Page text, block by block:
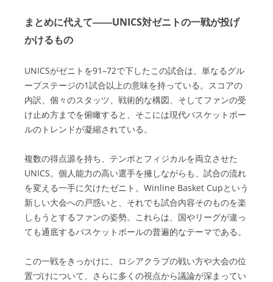
まとめに代えて――UNICS対ゼニトの一戦が投げ
かけるもの
UNICSがゼニトを91–72で下したこの試合は、単なるグル
ープステージの1試合以上の意味を持っている。スコアの
内訳、個々のスタッツ、戦術的な構図、そしてファンの受
け止め方までを俯瞰すると、そこには現代バスケットボー
ルのトレンドが凝縮されている。
複数の得点源を持ち、テンポとフィジカルを両立させた
UNICS。個人能力の高い選手を擁しながらも、試合の流れ
を変える一手に欠けたゼニト。Winline Basket Cupという
新しい大会への戸惑いと、それでも試合内容そのものを楽
しもうとするファンの姿勢。これらは、国やリーグが違っ
ても通底するバスケットボールの普遍的なテーマである。
この一戦をきっかけに、ロシアクラブの戦い方や大会の位
置づけについて、さらに多くの視点から議論が深まってい